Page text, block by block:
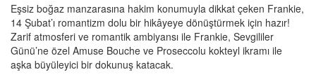
Eşsiz boğaz manzarasına hakim konumuyla dikkat çeken Frankie,
14 Şubat’ı romantizm dolu bir hikâyeye dönüştürmek için hazır!
Zarif atmosferi ve romantik ambiyansı ile Frankie, Sevgililer
Günü’ne özel Amuse Bouche ve Proseccolu kokteyl ikramı ile
aşka büyüleyici bir dokunuş katacak.